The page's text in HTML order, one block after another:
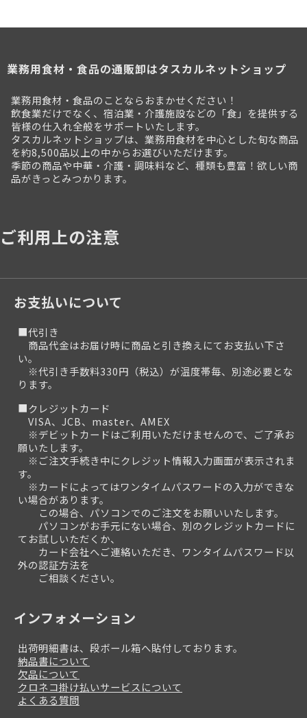
業務用食材・食品の通販卸はタスカルネットショップ
業務用食材・食品のことならおまかせください！
飲食業だけでなく、宿泊業・介護施設などの「食」を提供する
皆様の仕入れ全般をサポートいたします。
タスカルネットショップは、業務用食材を中心とした旬な商品
を約8,500品以上の中からお選びいただけます。
季節の商品や中華・介護・調味料など、種類も豊富！欲しい商
品がきっとみつかります。
ご利用上の注意
お支払いについて
■代引き
商品代金はお届け時に商品と引き換えにてお支払い下さ
い。
※代引き手数料330円（税込）が温度帯毎、別途必要とな
ります。
■クレジットカード
VISA、JCB、master、AMEX
※デビットカードはご利用いただけませんので、ご了承お
願いたします。
※ご注文手続き中にクレジット情報入力画面が表示されま
す。
※カードによってはワンタイムパスワードの入力ができな
い場合があります。
この場合、パソコンでのご注文をお願いいたします。
パソコンがお手元にない場合、別のクレジットカードに
てお試しいただくか、
カード会社へご連絡いただき、ワンタイムパスワード以
外の認証方法を
ご相談ください。
インフォメーション
出荷明細書は、段ボール箱へ貼付しております。
納品書について
欠品について
クロネコ掛け払いサービスについて
よくある質問